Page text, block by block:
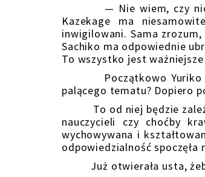
— Nie wiem, czy nie
Kazekage ma
inwigilowani. Sama
Sachiko ma odpowiednie
To wszystko jest
Początkowo Yuriko
palącego tematu? Dopiero
To od niej będzie
nauczycieli czy choćby
wychowywana i
odpowiedzialność spoczęła
Już otwierała usta,